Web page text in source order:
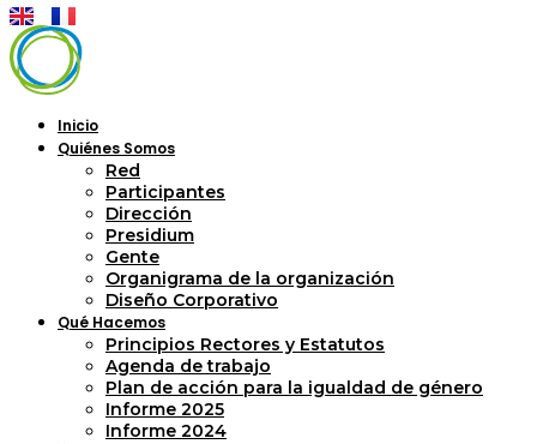
Inicio
Quiénes Somos
Red
Participantes
Dirección
Presidium
Gente
Organigrama de la organización
Diseño Corporativo
Qué Hacemos
Principios Rectores y Estatutos
Agenda de trabajo
Plan de acción para la igualdad de género
Informe 2025
Informe 2024